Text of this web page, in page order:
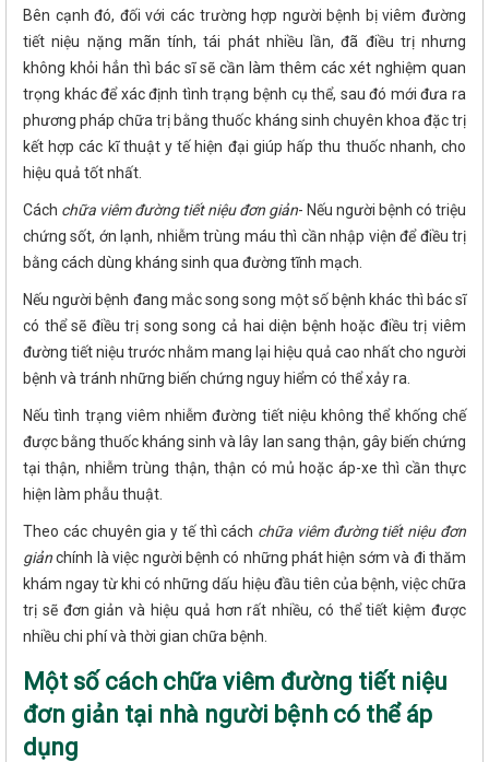
Bên cạnh đó, đối với các trường hợp người bệnh bị viêm đường
tiết niệu nặng mãn tính, tái phát nhiều lần, đã điều trị nhưng
không khỏi hẳn thì bác sĩ sẽ cần làm thêm các xét nghiệm quan
trọng khác để xác định tình trạng bệnh cụ thể, sau đó mới đưa ra
phương pháp chữa trị bằng thuốc kháng sinh chuyên khoa đặc trị
kết hợp các kĩ thuật y tế hiện đại giúp hấp thu thuốc nhanh, cho
hiệu quả tốt nhất.
Cách chữa viêm đường tiết niệu đơn giản- Nếu người bệnh có triệu
chứng sốt, ớn lạnh, nhiễm trùng máu thì cần nhập viện để điều trị
bằng cách dùng kháng sinh qua đường tĩnh mạch.
Nếu người bệnh đang mắc song song một số bệnh khác thì bác sĩ
có thể sẽ điều trị song song cả hai diện bệnh hoặc điều trị viêm
đường tiết niệu trước nhằm mang lại hiệu quả cao nhất cho người
bệnh và tránh những biến chứng nguy hiểm có thể xảy ra.
Nếu tình trạng viêm nhiễm đường tiết niệu không thể khống chế
được bằng thuốc kháng sinh và lây lan sang thận, gây biến chứng
tại thận, nhiễm trùng thận, thận có mủ hoặc áp-xe thì cần thực
hiện làm phẫu thuật.
Theo các chuyên gia y tế thì cách chữa viêm đường tiết niệu đơn
giảnchính là việc người bệnh có những phát hiện sớm và đi thăm
khám ngay từ khi có những dấu hiệu đầu tiên của bệnh, việc chữa
trị sẽ đơn giản và hiệu quả hơn rất nhiều, có thể tiết kiệm được
nhiều chi phí và thời gian chữa bệnh.
Một số cách chữa viêm đường tiết niệu
đơn giản tại nhà người bệnh có thể áp
dụng